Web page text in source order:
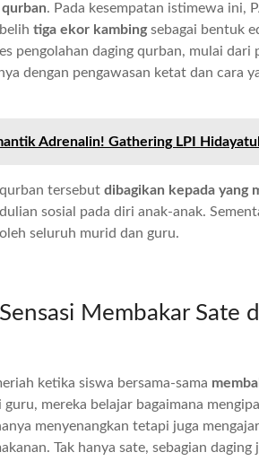
. Pada kesempatan istimewa ini,
tiga ekor kambingsebagai bentuk
pengolahan daging qurban, mulai dari
dengan pengawasan ketat dan cara
Adrenalin! Gathering LPI
tersebut dibagikan kepada yang
sosial pada diri anak-anak.
seluruh murid dan guru.
Membakar Sate
ketika siswa bersama-sama
mereka belajar bagaimana
menyenangkan tetapi juga
Tak hanya sate, sebagian